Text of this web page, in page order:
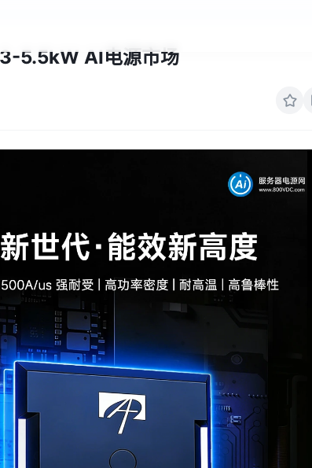
5.5kW AI电源市场